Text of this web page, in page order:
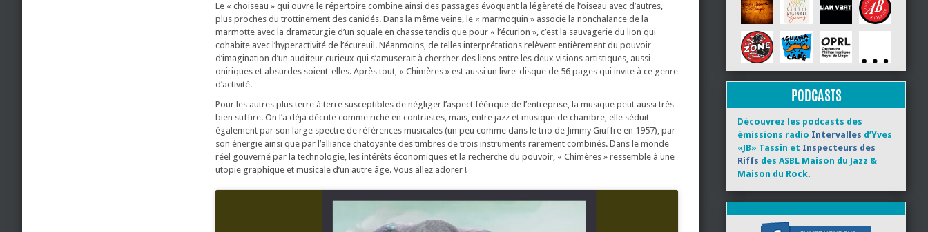
Le « choiseau » qui ouvre le répertoire combine ainsi des passages évoquant la légèreté de l’oiseau avec d’autres,
plus proches du trottinement des canidés. Dans la même veine, le « marmoquin » associe la nonchalance de la
marmotte avec la dramaturgie d’un squale en chasse tandis que pour « l’écurion », c’est la sauvagerie du lion qui
cohabite avec l’hyperactivité de l’écureuil. Néanmoins, de telles interprétations relèvent entièrement du pouvoir
d’imagination d’un auditeur curieux qui s’amuserait à chercher des liens entre les deux visions artistiques, aussi
oniriques et absurdes soient-elles. Après tout, « Chimères » est aussi un livre-disque de 56 pages qui invite à ce genre
d’activité.
Pour les autres plus terre à terre susceptibles de négliger l’aspect féérique de l’entreprise, la musique peut aussi très
bien suffire. On l’a déjà décrite comme riche en contrastes, mais, entre jazz et musique de chambre, elle séduit
également par son large spectre de références musicales (un peu comme dans le trio de Jimmy Giuffre en 1957), par
son énergie ainsi que par l’alliance chatoyante des timbres de trois instruments rarement combinés. Dans le monde
réel gouverné par la technologie, les intérêts économiques et la recherche du pouvoir, « Chimères » ressemble à une
utopie graphique et musicale d’un autre âge. Vous allez adorer !
PODCASTS
Découvrez les podcasts des
émissions radio Intervalles d’Yves
«JB» Tassin et Inspecteurs des
Riffs des ASBL Maison du Jazz &
Maison du Rock.